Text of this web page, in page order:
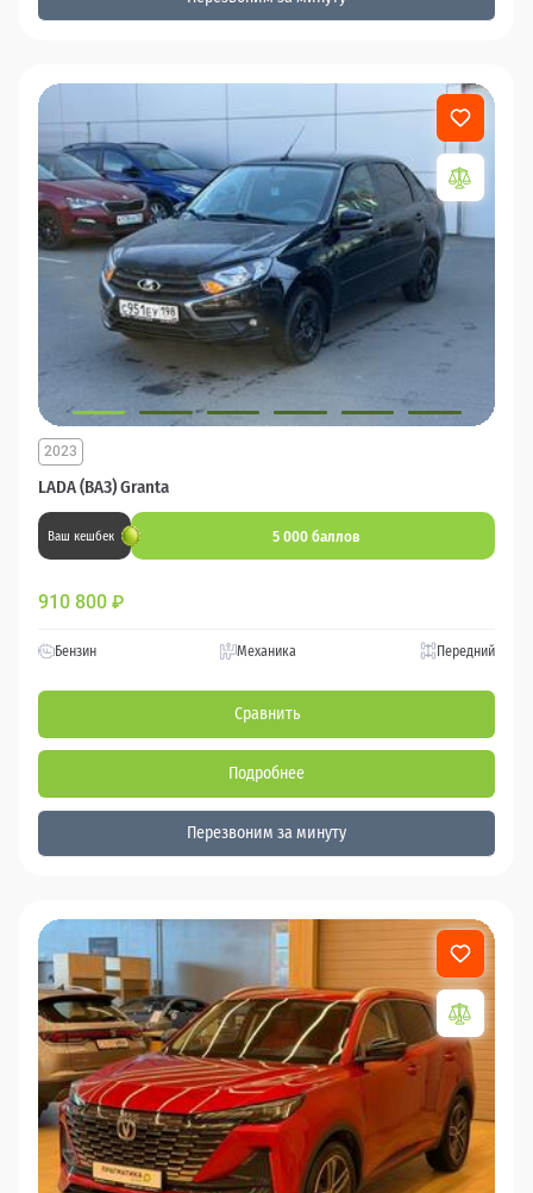
LADA (ВАЗ) Granta
2023
Ваш кешбек 5 000 баллов
910 800 ₽
Бензин Механика Передний
Сравнить
Подробнее
Перезвоним за минуту